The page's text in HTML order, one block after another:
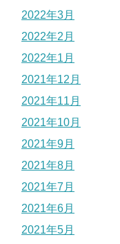
2022年3月
2022年2月
2022年1月
2021年12月
2021年11月
2021年10月
2021年9月
2021年8月
2021年7月
2021年6月
2021年5月